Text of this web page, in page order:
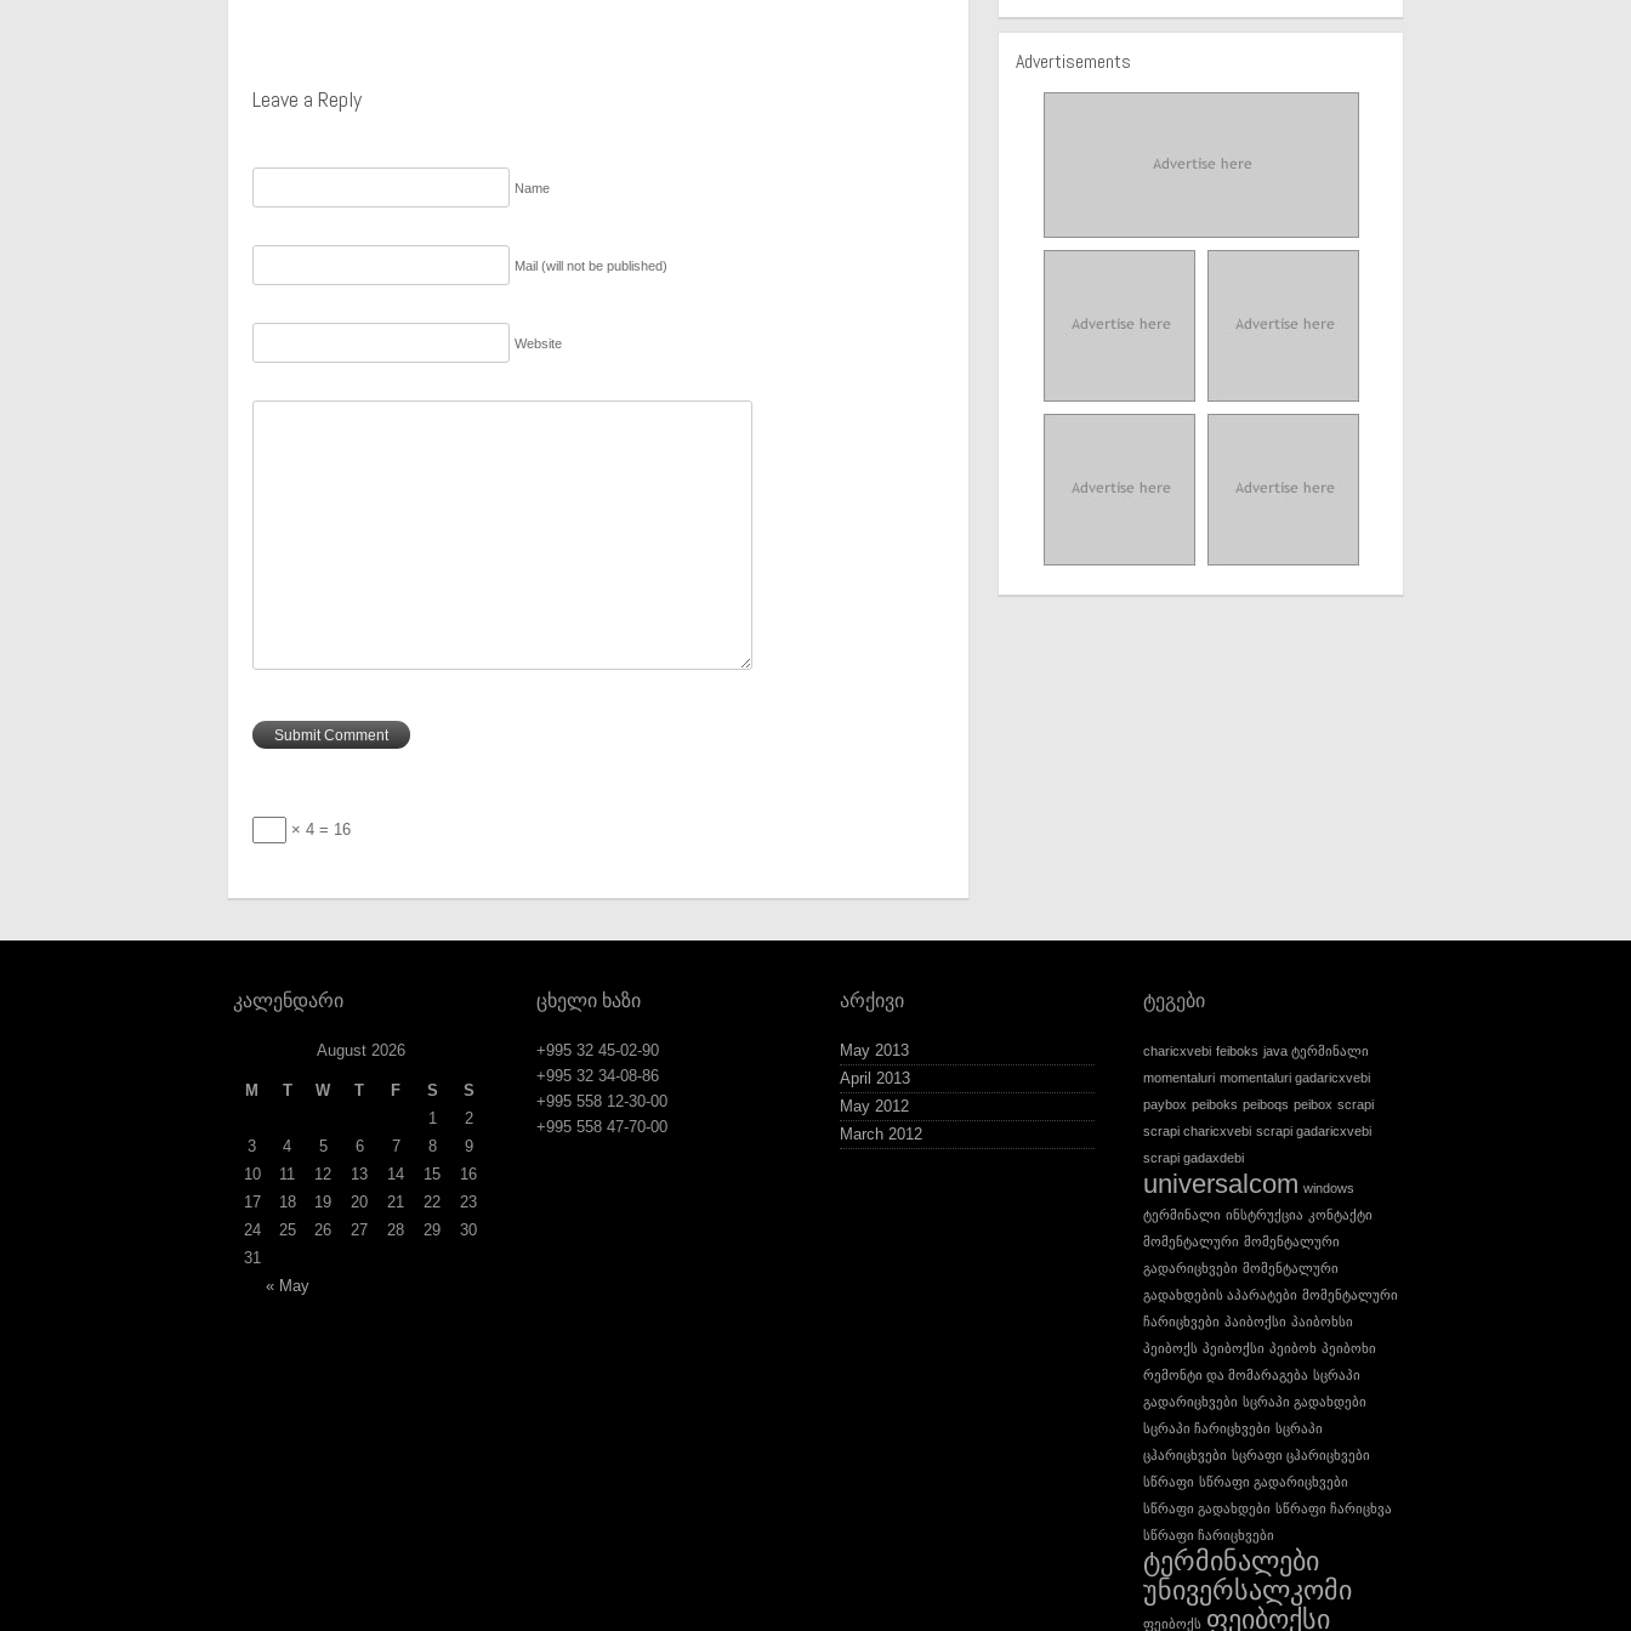
Leave a Reply
Name
Mail (will not be published)
Website
× 4 = 16
Advertisements
კალენდარი
August 2026
M T W T F S S
« May
1
2
3
4 5 6 7 8
9
10
11 12 13 14 15
16
17
18 19 20 21 22
23
24
25 26 27 28 29
30
31
ცხელი ხაზი
+995 32 45-02-90
+995 32 34-08-86
+995 558 12-30-00
+995 558 47-70-00
არქივი
May 2013
April 2013
May 2012
March 2012
ტეგები
charicxvebi feiboks java ტერმინალი
momentaluri momentaluri gadaricxvebi
paybox peiboks peiboqs peibox scrapi
scrapi charicxvebi scrapi gadaricxvebi
scrapi gadaxdebi
universalcom windows
ტერმინალი ინსტრუქცია კონტაქტი
მომენტალური მომენტალური
გადარიცხვები მომენტალური
გადახდების აპარატები მომენტალური
ჩარიცხვები პაიბოქსი პაიბოხსი
პეიბოქს პეიბოქსი პეიბოხ პეიბოხი
რემონტი და მომარაგება სცრაპი
გადარიცხვები სცრაპი გადახდები
სცრაპი ჩარიცხვები სცრაპი
ცჰარიცხვები სცრაფი ცჰარიცხვები
სწრაფი სწრაფი გადარიცხვები
სწრაფი გადახდები სწრაფი ჩარიცხვა
სწრაფი ჩარიცხვები
ტერმინალები
უნივერსალკომი
ფეიბოქს ფეიბოქსი